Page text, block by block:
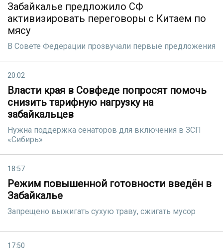
Забайкалье предложило СФ
активизировать переговоры с Китаем по
мясу
В Совете Федерации прозвучали первые предложения
20:02
Власти края в Совфеде попросят помочь
снизить тарифную нагрузку на
забайкальцев
Нужна поддержка сенаторов для включения в ЗСП
«Сибирь»
18:57
Режим повышенной готовности введён в
Забайкалье
Запрещено выжигать сухую траву, сжигать мусор
17:50